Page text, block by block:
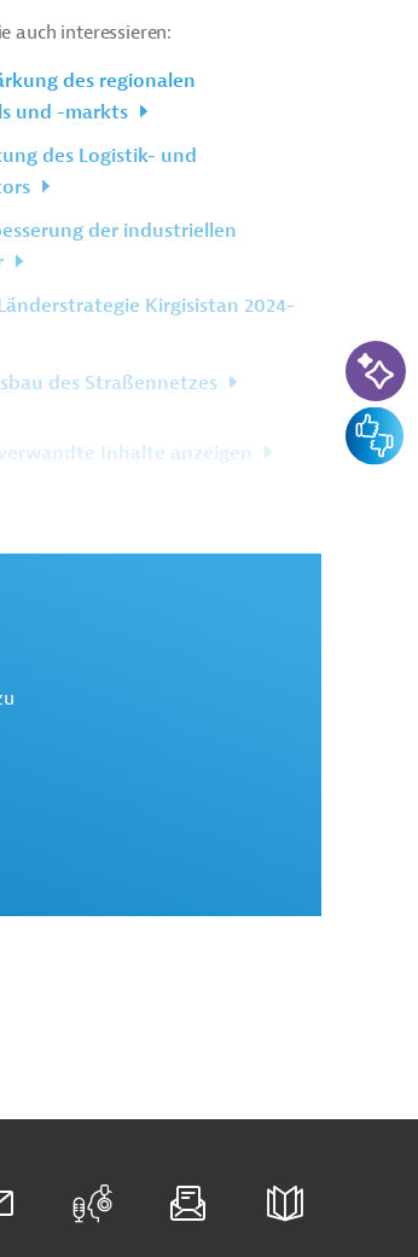
auch interessieren:
des regionalen
und -markts
des Logistik- und
der industriellen
Kirgisistan 2024-
des Straßennetzes
Inhalte anzeigen
KI-